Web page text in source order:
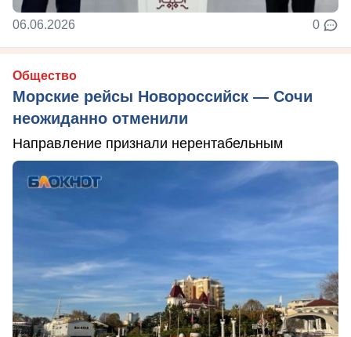
06.06.2026 0
Общество
Морские рейсы Новороссийск — Сочи
неожиданно отменили
Направление признали нерентабельным